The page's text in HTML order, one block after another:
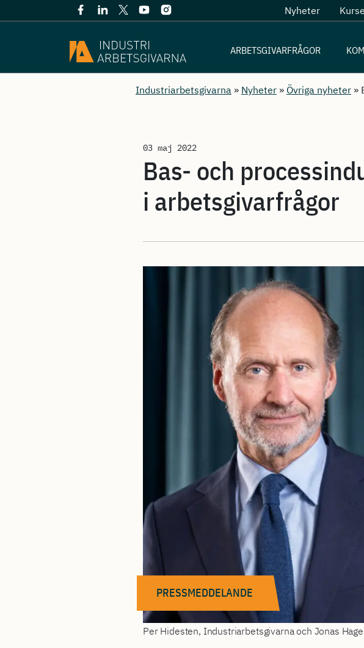
Nyheter
ARBETSGIVARFRÅGOR
Industriarbetsgivarna » Nyheter » Övriga nyheter »
03 maj 2022
Bas- och
i arbetsgivarfrågor
PRESSMEDDELANDE
Per Hidesten, Industriarbetsgivarna och Jonas